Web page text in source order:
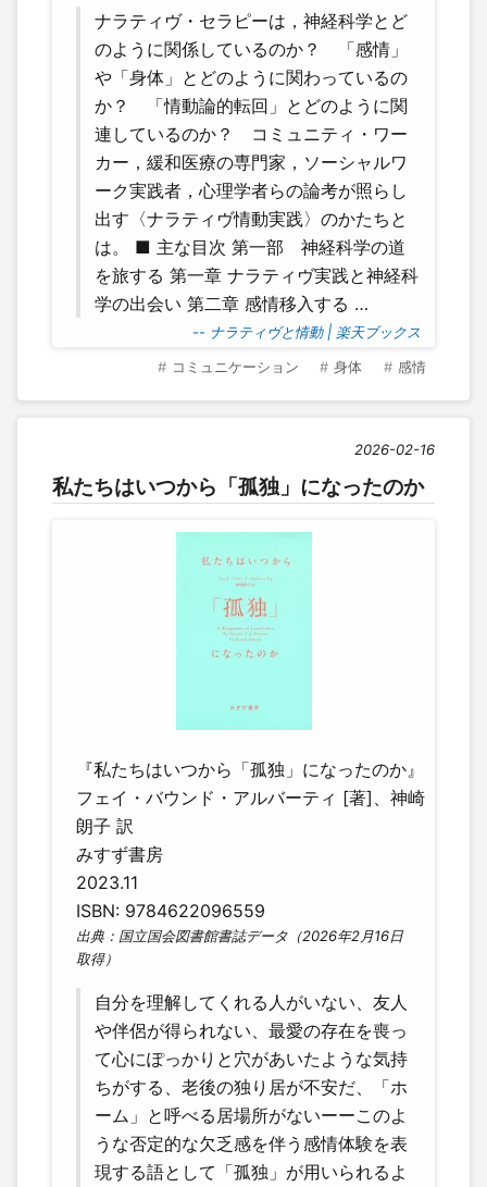
ナラティヴ・セラピーは，神経科学とど
のように関係しているのか？ 「感情」
や「身体」とどのように関わっているの
か？ 「情動論的転回」とどのように関
連しているのか？ コミュニティ・ワー
カー，緩和医療の専門家，ソーシャルワ
ーク実践者，心理学者らの論考が照らし
出す〈ナラティヴ情動実践〉のかたちと
は。 ■ 主な目次 第一部 神経科学の道
を旅する 第一章 ナラティヴ実践と神経科
学の出会い 第二章 感情移入する …
-- ナラティヴと情動 | 楽天ブックス
コミュニケーション 身体 感情
2026-02-16
私たちはいつから「孤独」になったのか
『私たちはいつから「孤独」になったのか』
フェイ・バウンド・アルバーティ [著]、神崎
朗子 訳
みすず書房
2023.11
ISBN: 9784622096559
出典：国立国会図書館書誌データ（2026年2月16日
取得）
自分を理解してくれる人がいない、友人
や伴侶が得られない、最愛の存在を喪っ
て心にぽっかりと穴があいたような気持
ちがする、老後の独り居が不安だ、「ホ
ーム」と呼べる居場所がないーーこのよ
うな否定的な欠乏感を伴う感情体験を表
現する語として「孤独」が用いられるよ